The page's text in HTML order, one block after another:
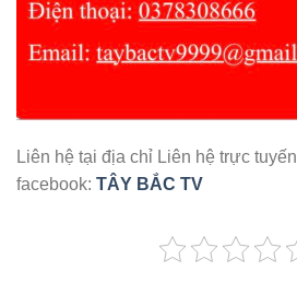
Liên hệ tại địa chỉ Liên hệ trực tuyến
facebook: TÂY BẮC TV